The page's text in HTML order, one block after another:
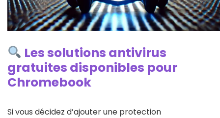
Les solutions antivirus
gratuites disponibles pour
Chromebook
Si vous décidez d’ajouter une protection